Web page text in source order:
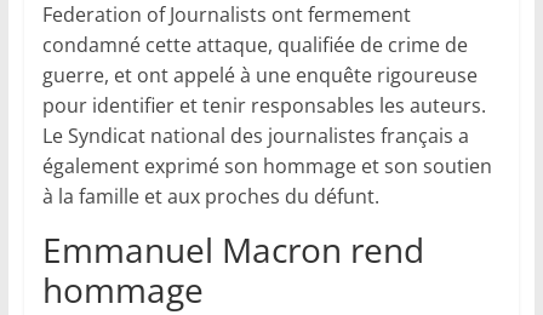
Federation of Journalists ont fermement
condamné cette attaque, qualifiée de crime de
guerre, et ont appelé à une enquête rigoureuse
pour identifier et tenir responsables les auteurs.
Le Syndicat national des journalistes français a
également exprimé son hommage et son soutien
à la famille et aux proches du défunt.
Emmanuel Macron rend
hommage